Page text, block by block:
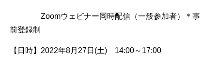
Zoomウェビナー同時配信（一般参加者）＊事
前登録制
【日時】2022年8月27日(土) 14:00～17:00